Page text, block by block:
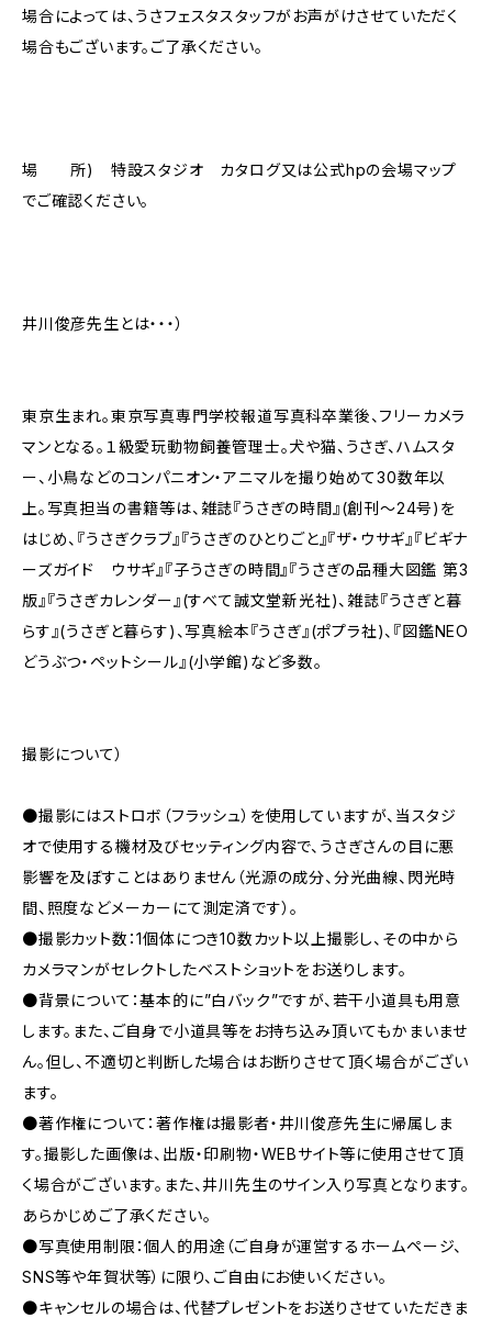
場合によっては、うさフェスタスタッフがお声がけさせていただく
場合もございます。ご了承ください。
場 所) 特設スタジオ カタログ又は公式hpの会場マップ
でご確認ください。
井川俊彦先生とは・・・）
東京生まれ。東京写真専門学校報道写真科卒業後、フリーカメラ
マンとなる。１級愛玩動物飼養管理士。犬や猫、うさぎ、ハムスタ
ー、小鳥などのコンパニオン・アニマルを撮り始めて30数年以
上。写真担当の書籍等は、雑誌『うさぎの時間』(創刊～24号)を
はじめ、『うさぎクラブ』『うさぎのひとりごと』『ザ・ウサギ』『ビギナ
ーズガイド ウサギ』『子うさぎの時間』『うさぎの品種大図鑑 第3
版』『うさぎカレンダー』(すべて誠文堂新光社)、雑誌『うさぎと暮
らす』(うさぎと暮らす)、写真絵本『うさぎ』(ポプラ社)、『図鑑NEO
どうぶつ・ペットシール』(小学館)など多数。
撮影について）
●撮影にはストロボ（フラッシュ）を使用していますが、当スタジ
オで使用する機材及びセッティング内容で、うさぎさんの目に悪
影響を及ぼすことはありません（光源の成分、分光曲線、閃光時
間、照度などメーカーにて測定済です）。
●撮影カット数：1個体につき10数カット以上撮影し、その中から
カメラマンがセレクトしたベストショットをお送りします。
●背景について：基本的に”白バック”ですが、若干小道具も用意
します。また、ご自身で小道具等をお持ち込み頂いてもかまいませ
ん。但し、不適切と判断した場合はお断りさせて頂く場合がござい
ます。
●著作権について：著作権は撮影者・井川俊彦先生に帰属しま
す。撮影した画像は、出版・印刷物・WEBサイト等に使用させて頂
く場合がございます。また、井川先生のサイン入り写真となります。
あらかじめご了承ください。
●写真使用制限：個人的用途（ご自身が運営するホームページ、
SNS等や年賀状等）に限り、ご自由にお使いください。
●キャンセルの場合は、代替プレゼントをお送りさせていただきま